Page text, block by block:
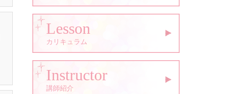
Lesson
カリキュラム
Instructor
講師紹介